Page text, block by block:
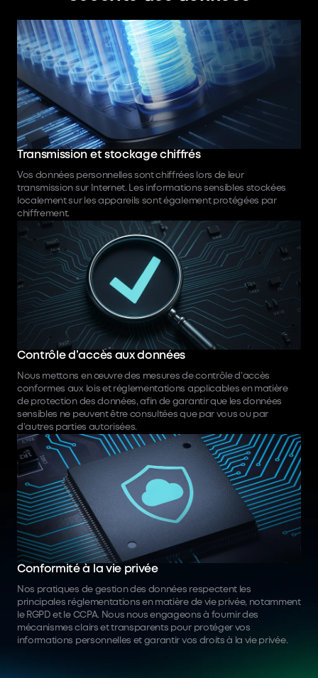
Transmission et stockage chiffrés
Vos données personnelles sont chiffrées lors de leur
transmission sur Internet. Les informations sensibles stockées
localement sur les appareils sont également protégées par
chiffrement.
Contrôle d’accès aux données
Nous mettons en œuvre des mesures de contrôle d’accès
conformes aux lois et réglementations applicables en matière
de protection des données, afin de garantir que les données
sensibles ne peuvent être consultées que par vous ou par
d’autres parties autorisées.
Conformité à la vie privée
Nos pratiques de gestion des données respectent les
principales réglementations en matière de vie privée, notamment
le RGPD et le CCPA. Nous nous engageons à fournir des
mécanismes clairs et transparents pour protéger vos
informations personnelles et garantir vos droits à la vie privée.